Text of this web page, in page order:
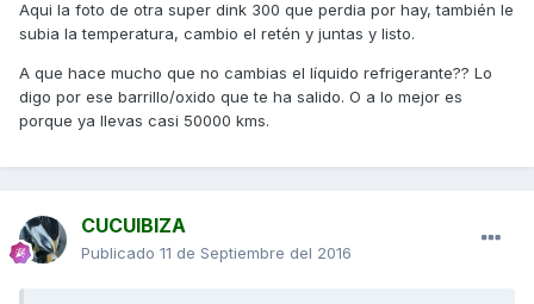
Aqui la foto de otra super dink 300 que perdia por hay, también le
subia la temperatura, cambio el retén y juntas y listo.
A que hace mucho que no cambias el líquido refrigerante?? Lo
digo por ese barrillo/oxido que te ha salido. O a lo mejor es
porque ya llevas casi 50000 kms.
CUCUIBIZA
Publicado 11 de Septiembre del 2016